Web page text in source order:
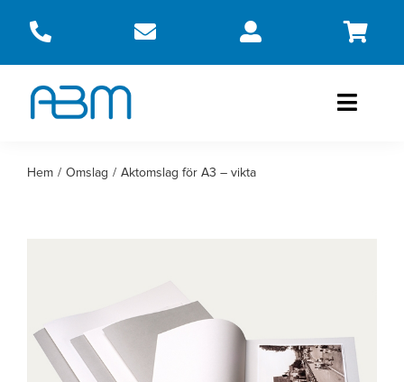
Toggle
Produkter
Hem Omslag Aktomslag för A3 – vikta